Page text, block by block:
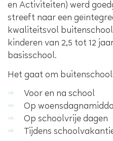
en Activiteiten) werd
streeft naar een
kwaliteitsvol
kinderen van 2,5 tot 12
basisschool.
Het gaat om
Voor en na school
Op
Op schoolvrije dagen
Tijdens